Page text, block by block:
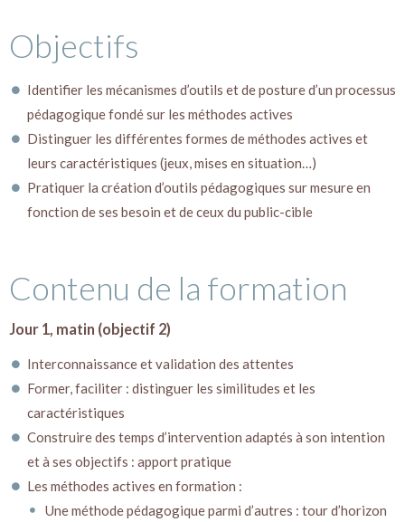
Objectifs
Identifier les mécanismes d’outils et de posture d’un processus
pédagogique fondé sur les méthodes actives
Distinguer les différentes formes de méthodes actives et
leurs caractéristiques (jeux, mises en situation…)
Pratiquer la création d’outils pédagogiques sur mesure en
fonction de ses besoin et de ceux du public-cible
Contenu de la formation
Jour 1, matin (objectif 2)
Interconnaissance et validation des attentes
Former, faciliter : distinguer les similitudes et les
caractéristiques
Construire des temps d’intervention adaptés à son intention
et à ses objectifs : apport pratique
Les méthodes actives en formation :
Une méthode pédagogique parmi d’autres : tour d’horizon